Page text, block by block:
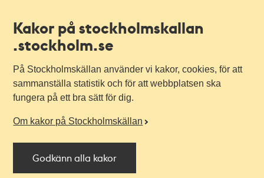
Kakor på stockholmskallan
.stockholm.se
På Stockholmskällan använder vi kakor, cookies, för att
sammanställa statistik och för att webbplatsen ska
fungera på ett bra sätt för dig.
Om kakor på Stockholmskällan
Godkänn alla kakor